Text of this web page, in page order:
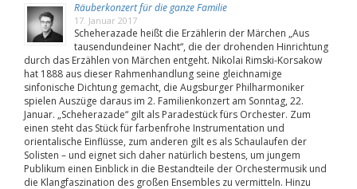
Räuberkonzert für die ganze Familie
17. Januar 2017
Scheherazade heißt die Erzählerin der Märchen „Aus
tausendundeiner Nacht“, die der drohenden Hinrichtung
durch das Erzählen von Märchen entgeht. Nikolai Rimski-Korsakow
hat 1888 aus dieser Rahmenhandlung seine gleichnamige
sinfonische Dichtung gemacht, die Augsburger Philharmoniker
spielen Auszüge daraus im 2. Familienkonzert am Sonntag, 22.
Januar. „Scheherazade“ gilt als Paradestück fürs Orchester. Zum
einen steht das Stück für farbenfrohe Instrumentation und
orientalische Einflüsse, zum anderen gilt es als Schaulaufen der
Solisten – und eignet sich daher natürlich bestens, um jungem
Publikum einen Einblick in die Bestandteile der Orchestermusik und
die Klangfaszination des großen Ensembles zu vermitteln. Hinzu